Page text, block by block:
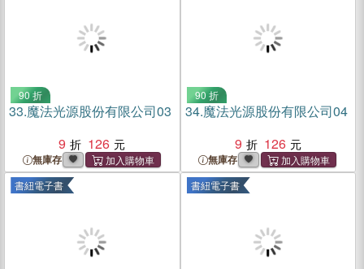
90 折
33.魔法光源股份有限公司03
9
126
無庫存
90 折
34.魔法光源股份有限公司04
9
126
無庫存
書紐電子書 書紐電子書